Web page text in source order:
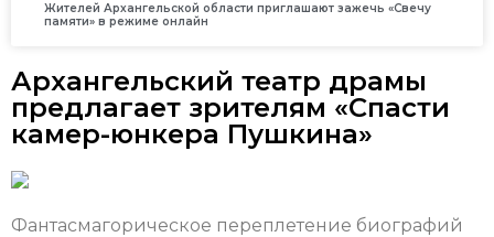
Жителей Архангельской области приглашают зажечь «Свечу
памяти» в режиме онлайн
Архангельский театр драмы
предлагает зрителям «Спасти
камер-юнкера Пушкина»
Фантасмагорическое переплетение биографий